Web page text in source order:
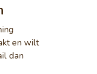
en wilt
dan